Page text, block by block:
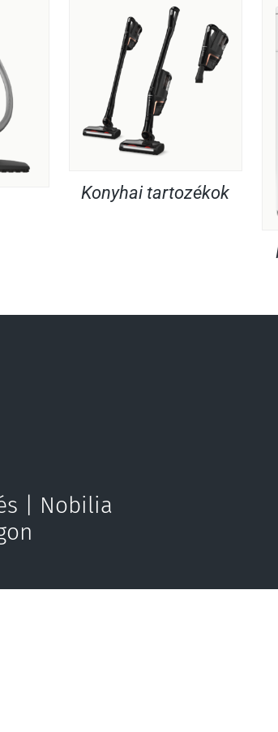
Konyhai tartozékok
| Nobilia